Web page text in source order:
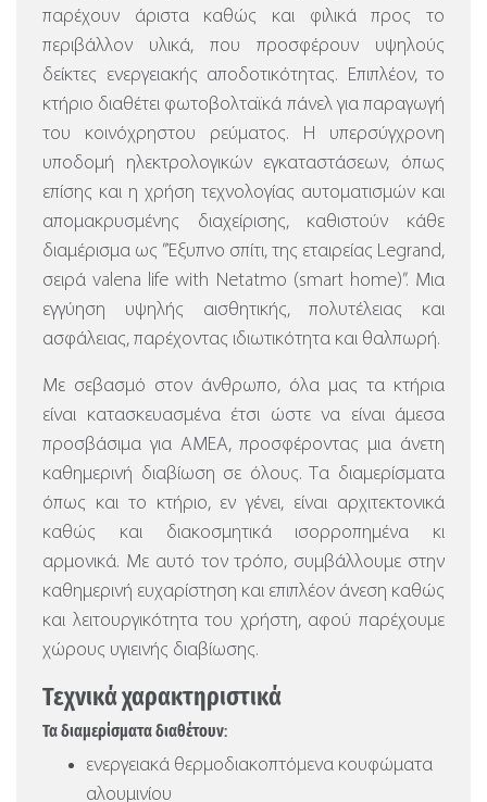
παρέχουν άριστα καθώς και φιλικά προς το
περιβάλλον υλικά, που προσφέρουν υψηλούς
δείκτες ενεργειακής αποδοτικότητας. Επιπλέον, το
κτήριο διαθέτει φωτοβολταϊκά πάνελ για παραγωγή
του κοινόχρηστου ρεύματος. Η υπερσύγχρονη
υποδομή ηλεκτρολογικών εγκαταστάσεων, όπως
επίσης και η χρήση τεχνολογίας αυτοματισμών και
απομακρυσμένης διαχείρισης, καθιστούν κάθε
διαμέρισμα ως ”Έξυπνο σπίτι, της εταιρείας Legrand,
σειρά valena life with Netatmo (smart home)”. Μια
εγγύηση υψηλής αισθητικής, πολυτέλειας και
ασφάλειας, παρέχοντας ιδιωτικότητα και θαλπωρή.
Με σεβασμό στον άνθρωπο, όλα μας τα κτήρια
είναι κατασκευασμένα έτσι ώστε να είναι άμεσα
προσβάσιμα για ΑΜΕΑ, προσφέροντας μια άνετη
καθημερινή διαβίωση σε όλους. Τα διαμερίσματα
όπως και το κτήριο, εν γένει, είναι αρχιτεκτονικά
καθώς και διακοσμητικά ισορροπημένα κι
αρμονικά. Με αυτό τον τρόπο, συμβάλλουμε στην
καθημερινή ευχαρίστηση και επιπλέον άνεση καθώς
και λειτουργικότητα του χρήστη, αφού παρέχουμε
χώρους υγιεινής διαβίωσης.
Τεχνικά χαρακτηριστικά
Τα διαμερίσματα διαθέτουν:
ενεργειακά θερμοδιακοπτόμενα κουφώματα
αλουμινίου